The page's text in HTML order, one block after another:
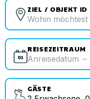
ZIEL / OBJEKT ID
REISEZEITRAUM
Anreisedatum –
GÄSTE